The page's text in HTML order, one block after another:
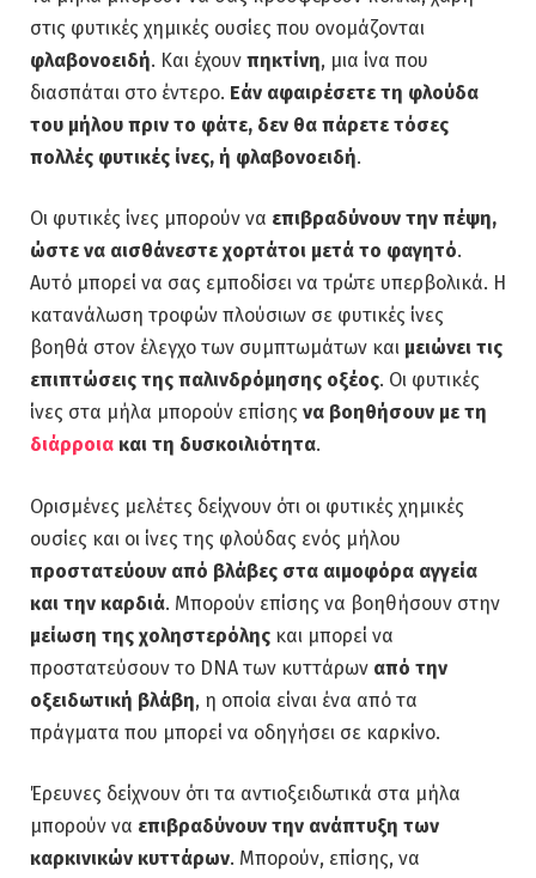
στις φυτικές χημικές ουσίες που ονομάζονται
φλαβονοειδή. Και έχουν πηκτίνη, μια ίνα που
διασπάται στο έντερο. Εάν αφαιρέσετε τη φλούδα
του μήλου πριν το φάτε, δεν θα πάρετε τόσες
πολλές φυτικές ίνες, ή φλαβονοειδή.
Οι φυτικές ίνες μπορούν να επιβραδύνουν την πέψη,
ώστε να αισθάνεστε χορτάτοι μετά το φαγητό.
Αυτό μπορεί να σας εμποδίσει να τρώτε υπερβολικά. Η
κατανάλωση τροφών πλούσιων σε φυτικές ίνες
βοηθά στον έλεγχο των συμπτωμάτων και μειώνει τις
επιπτώσεις της παλινδρόμησης οξέος. Οι φυτικές
ίνες στα μήλα μπορούν επίσης να βοηθήσουν με τη
διάρροια και τη δυσκοιλιότητα.
Ορισμένες μελέτες δείχνουν ότι οι φυτικές χημικές
ουσίες και οι ίνες της φλούδας ενός μήλου
προστατεύουν από βλάβες στα αιμοφόρα αγγεία
και την καρδιά. Μπορούν επίσης να βοηθήσουν στην
μείωση της χοληστερόλης και μπορεί να
προστατεύσουν το DNA των κυττάρων από την
οξειδωτική βλάβη, η οποία είναι ένα από τα
πράγματα που μπορεί να οδηγήσει σε καρκίνο.
Έρευνες δείχνουν ότι τα αντιοξειδωτικά στα μήλα
μπορούν να επιβραδύνουν την ανάπτυξη των
καρκινικών κυττάρων. Μπορούν, επίσης, να